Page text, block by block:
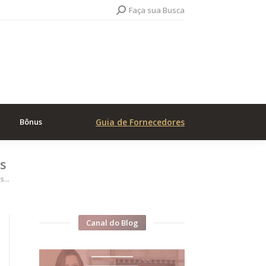
Search:Faça sua Busca
Bônus Guia de Fornecedores
Canal do Blog